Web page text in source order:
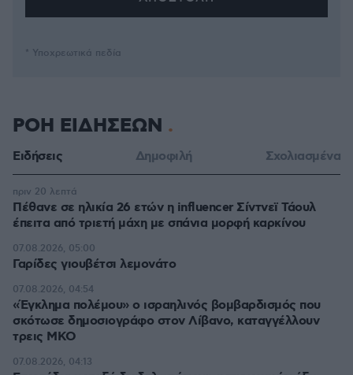
* Υποχρεωτικά πεδία
ΡΟΗ ΕΙΔΗΣΕΩΝ
Ειδήσεις Δημοφιλή Σχολιασμένα
Πέθανε σε ηλικία 26 ετών η influencer Σίντνεϊ Τάουλ
έπειτα από τριετή μάχη με σπάνια μορφή καρκίνου
πριν 20 λεπτά
Γαρίδες γιουβέτσι λεμονάτο
07.08.2026, 05:00
«Έγκλημα πολέμου» ο ισραηλινός βομβαρδισμός που
σκότωσε δημοσιογράφο στον Λίβανο, καταγγέλλουν
τρεις ΜΚΟ
07.08.2026, 04:54
07.08.2026, 04:13